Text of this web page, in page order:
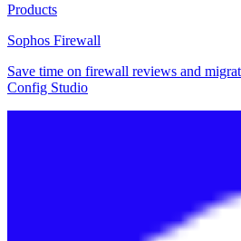
Products
Sophos Firewall
Save time on firewall reviews and
Config Studio